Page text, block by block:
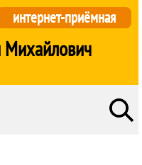
интернет-приёмная